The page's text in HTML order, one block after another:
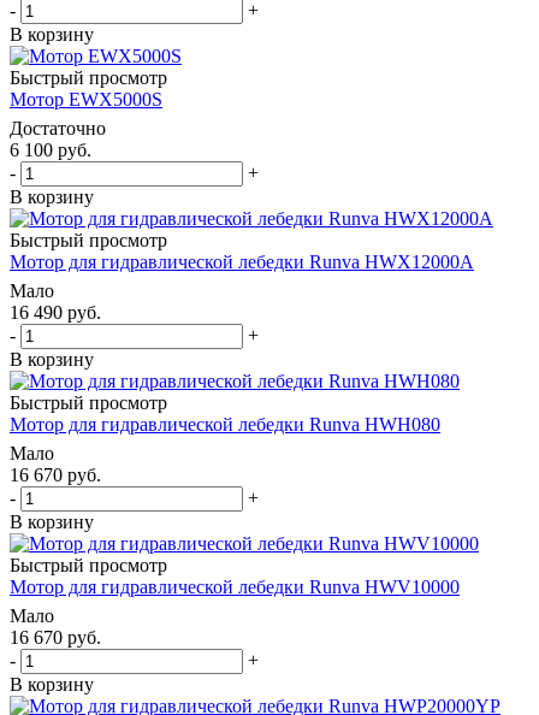
-
+
В корзину
Быстрый просмотр
Мотор EWX5000S
Достаточно
6 100 руб.
-
+
В корзину
Быстрый просмотр
Мотор для гидравлической лебедки Runva HWX12000A
Мало
16 490 руб.
-
+
В корзину
Быстрый просмотр
Мотор для гидравлической лебедки Runva HWH080
Мало
16 670 руб.
-
+
В корзину
Быстрый просмотр
Мотор для гидравлической лебедки Runva HWV10000
Мало
16 670 руб.
-
+
В корзину